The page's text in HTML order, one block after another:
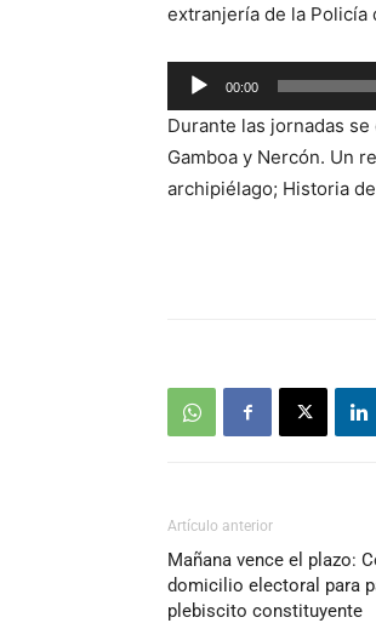
extranjería de la Policía
Reproductor
de
audio
00:00
Durante las jornadas
Gamboa y Nercón. Un
archipiélago; Historia
Artículo anterior
Mañana vence el plazo:
domicilio electoral para
plebiscito constituyente